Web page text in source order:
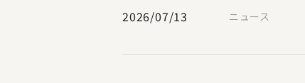
2026/07/13 ニュース